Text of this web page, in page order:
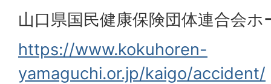
山口県国民健康保険団体連合会ホ
https://www.kokuhoren-
yamaguchi.or.jp/kaigo/accident/